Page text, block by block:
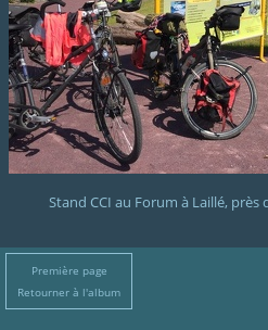
Stand CCI au Forum à Laillé, près
Première page
Retourner à l'album